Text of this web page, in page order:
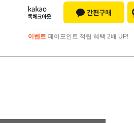
이벤트 페이포인트 적립 혜택 2배 UP!